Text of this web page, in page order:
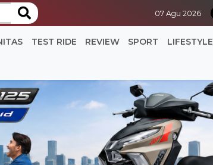
07 Agu 2026
TEST RIDE REVIEW SPORT LIFESTYLE